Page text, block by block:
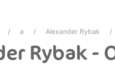
a Alexander Rybak
Rybak -